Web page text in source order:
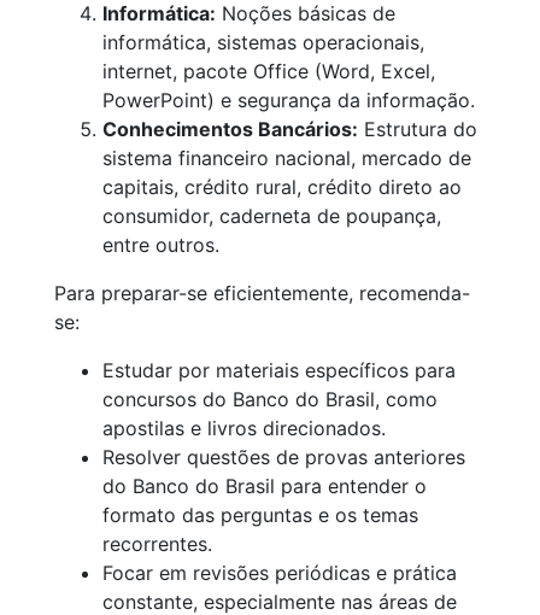
Informática: Noções básicas de
informática, sistemas operacionais,
internet, pacote Office (Word, Excel,
PowerPoint) e segurança da informação.
Conhecimentos Bancários: Estrutura do
sistema financeiro nacional, mercado de
capitais, crédito rural, crédito direto ao
consumidor, caderneta de poupança,
entre outros.
Para preparar-se eficientemente, recomenda-
se:
Estudar por materiais específicos para
concursos do Banco do Brasil, como
apostilas e livros direcionados.
Resolver questões de provas anteriores
do Banco do Brasil para entender o
formato das perguntas e os temas
recorrentes.
Focar em revisões periódicas e prática
constante, especialmente nas áreas de